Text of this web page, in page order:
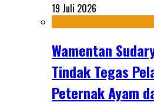
19 Juli 2026
Wamentan
Tindak Tegas
Peternak Ayam